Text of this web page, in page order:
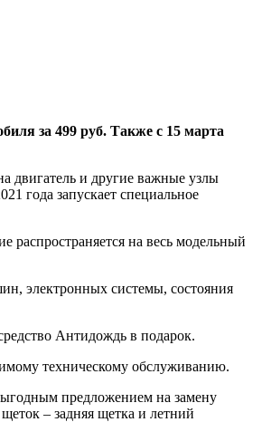
за 499 руб. Также с 15 марта
двигатель и другие важные узлы
года запускает специальное
распространяется на весь модельный
электронных системы, состояния
Антидождь в подарок.
техническому обслуживанию.
предложением на замену
– задняя щетка и летний